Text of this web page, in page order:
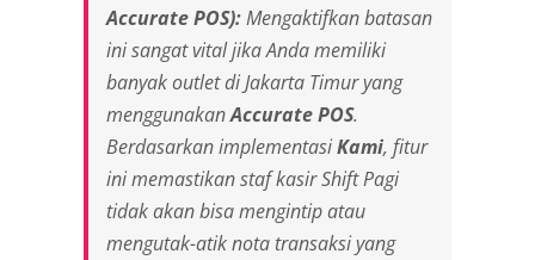
Accurate POS):Mengaktifkan batasan
ini sangat vital jika Anda memiliki
banyak outlet di Jakarta Timur yang
menggunakanAccurate POS.
Berdasarkan implementasiKami, fitur
ini memastikan staf kasir Shift Pagi
tidak akan bisa mengintip atau
mengutak-atik nota transaksi yang